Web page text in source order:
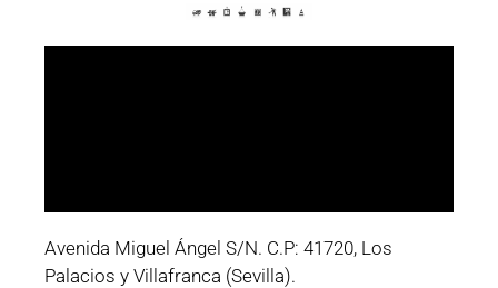
Avenida Miguel Ángel S/N. C.P: 41720, Los
Palacios y Villafranca (Sevilla).